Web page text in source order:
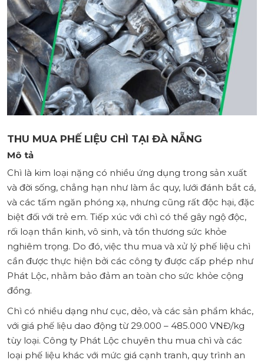
THU MUA PHẾ LIỆU CHÌ TẠI ĐÀ NẴNG
Mô tả
Chì là kim loại nặng có nhiều ứng dụng trong sản xuất
và đời sống, chẳng hạn như làm ắc quy, lưới đánh bắt cá,
và các tấm ngăn phóng xạ, nhưng cũng rất độc hại, đặc
biệt đối với trẻ em. Tiếp xúc với chì có thể gây ngộ độc,
rối loạn thần kinh, vô sinh, và tổn thương sức khỏe
nghiêm trọng. Do đó, việc thu mua và xử lý phế liệu chì
cần được thực hiện bởi các công ty được cấp phép như
Phát Lộc, nhằm bảo đảm an toàn cho sức khỏe cộng
đồng.
Chì có nhiều dạng như cục, dẻo, và các sản phẩm khác,
với giá phế liệu dao động từ 29.000 – 485.000 VNĐ/kg
tùy loại. Công ty Phát Lộc chuyên thu mua chì và các
loại phế liệu khác với mức giá cạnh tranh, quy trình an